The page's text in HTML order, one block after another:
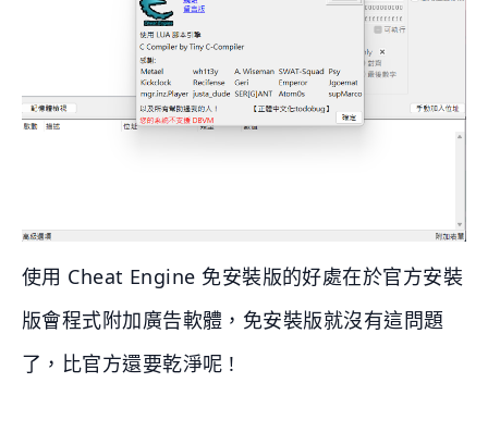
使用 Cheat Engine 免安裝版的好處在於官方安裝
版會程式附加廣告軟體，免安裝版就沒有這問題
了，比官方還要乾淨呢 !